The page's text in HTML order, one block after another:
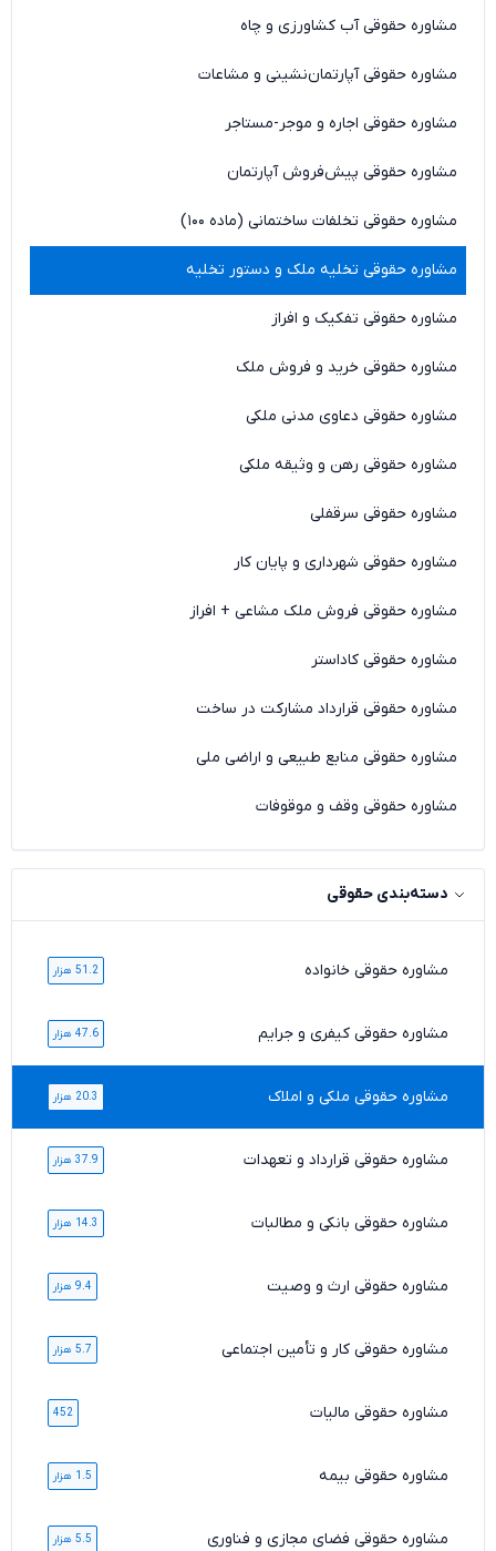
مشاوره حقوقی آب کشاورزی و چاه
مشاوره حقوقی آپارتمان‌نشینی و مشاعات
مشاوره حقوقی اجاره و موجر-مستاجر
مشاوره حقوقی پیش‌فروش آپارتمان
مشاوره حقوقی تخلفات ساختمانی (ماده ۱۰۰)
مشاوره حقوقی تخلیه ملک و دستور تخلیه
مشاوره حقوقی تفکیک و افراز
مشاوره حقوقی خرید و فروش ملک
مشاوره حقوقی دعاوی مدنی ملکی
مشاوره حقوقی رهن و وثیقه ملکی
مشاوره حقوقی سرقفلی
مشاوره حقوقی شهرداری و پایان کار
مشاوره حقوقی فروش ملک مشاعی + افراز
مشاوره حقوقی کاداستر
مشاوره حقوقی قرارداد مشارکت در ساخت
مشاوره حقوقی منابع طبیعی و اراضی ملی
مشاوره حقوقی وقف و موقوفات
دسته‌بندی حقوقی
مشاوره حقوقی خانواده 51.2 هزار
مشاوره حقوقی کیفری و جرایم 47.6 هزار
مشاوره حقوقی ملکی و املاک 20.3 هزار
مشاوره حقوقی قرارداد و تعهدات 37.9 هزار
مشاوره حقوقی بانکی و مطالبات 14.3 هزار
مشاوره حقوقی ارث و وصیت 9.4 هزار
مشاوره حقوقی کار و تأمین اجتماعی 5.7 هزار
مشاوره حقوقی مالیات 452
مشاوره حقوقی بیمه 1.5 هزار
مشاوره حقوقی فضای مجازی و فناوری 5.5 هزار